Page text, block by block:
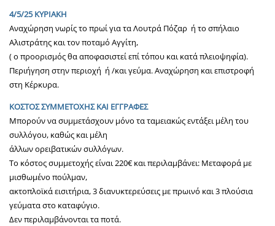
4/5/25 ΚΥΡΙΑΚΗ
Αναχώρηση νωρίς το πρωί για τα Λουτρά Πόζαρ ή το σπήλαιο
Αλιστράτης και τον ποταμό Αγγίτη,
( ο προορισμός θα αποφασιστεί επί τόπου και κατά πλειοψηφία).
Περιήγηση στην περιοχή ή /και γεύμα. Αναχώρηση και επιστροφή
στη Κέρκυρα.
ΚΟΣΤΟΣ ΣΥΜΜΕΤΟΧΗΣ ΚΑΙ ΕΓΓΡΑΦΕΣ
Μπορούν να συμμετάσχουν μόνο τα ταμειακώς εντάξει μέλη του
συλλόγου, καθώς και μέλη
άλλων ορειβατικών συλλόγων.
Το κόστος συμμετοχής είναι 220€ και περιλαμβάνει: Μεταφορά με
μισθωμένο πούλμαν,
ακτοπλοϊκά εισιτήρια, 3 διανυκτερεύσεις με πρωινό και 3 πλούσια
γεύματα στο καταφύγιο.
Δεν περιλαμβάνονται τα ποτά.